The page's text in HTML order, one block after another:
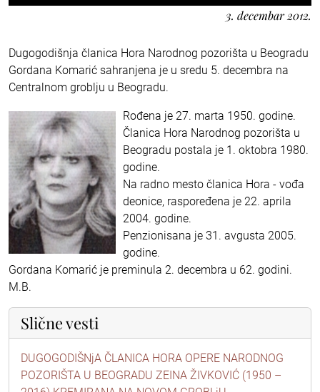
3. decembar 2012.
Dugogodišnja članica Hora Narodnog pozorišta u Beogradu
Gordana Komarić sahranjena je u sredu 5. decembra na
Centralnom groblju u Beogradu.
Rođena je 27. marta 1950. godine.
Članica Hora Narodnog pozorišta u
Beogradu postala je 1. oktobra 1980.
godine.
Na radno mesto članica Hora - vođa
deonice, raspoređena je 22. aprila
2004. godine.
Penzionisana je 31. avgusta 2005.
godine.
Gordana Komarić je preminula 2. decembra u 62. godini.
M.B.
Slične vesti
DUGOGODIŠNjA ČLANICA HORA OPERE NARODNOG
POZORIŠTA U BEOGRADU ZEINA ŽIVKOVIĆ (1950 –